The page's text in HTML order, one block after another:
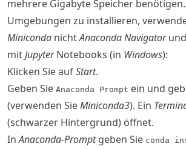
mehrere Gigabyte Speicher
Umgebungen zu installieren,
Miniconda nichtAnaconda Navigator
mitJupyterNotebooks (in Windows):
Klicken Sie aufStart.
Geben Sie Anaconda Prompt ein und
(verwenden SieMiniconda3). Ein
(schwarzer Hintergrund) öffnet.
InAnaconda-Promptgeben Sie conda